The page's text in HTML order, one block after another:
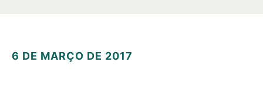
6 DE MARÇO DE 2017